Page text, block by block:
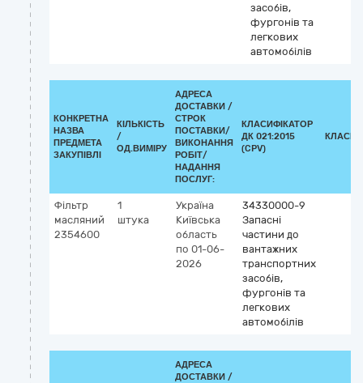
засобів,
фургонів та
легкових
автомобілів
КОНКРЕТНА
НАЗВА
ПРЕДМЕТА
ЗАКУПІВЛІ
КІЛЬКІСТЬ
/
ОД.ВИМІРУ
АДРЕСА
ДОСТАВКИ /
СТРОК
ПОСТАВКИ/
ВИКОНАННЯ
РОБІТ/
НАДАННЯ
ПОСЛУГ:
КЛАСИФІКАТОР
ДК 021:2015
(CPV)
Фільтр
масляний
2354600
1
штука
Україна
Київська
область
по 01-06-
2026
34330000-9
Запасні
частини до
вантажних
транспортних
засобів,
фургонів та
легкових
автомобілів
АДРЕСА
ДОСТАВКИ /